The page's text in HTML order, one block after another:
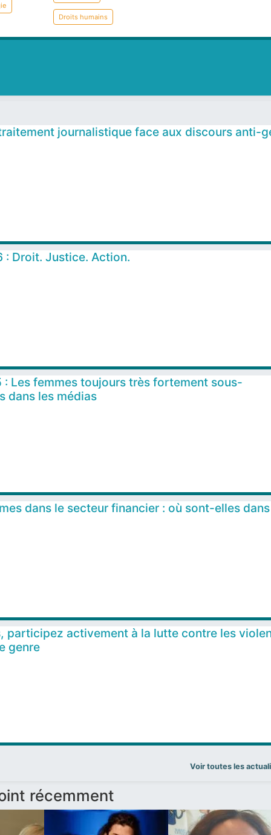
Droits humains
journalistique face aux discours anti-
: Droit. Justice. Action.
: Les femmes toujours très fortement sous-
dans les médias
dans le secteur financier : où sont-elles
participez activement à la lutte contre les
genre
Voir toutes les
récemment